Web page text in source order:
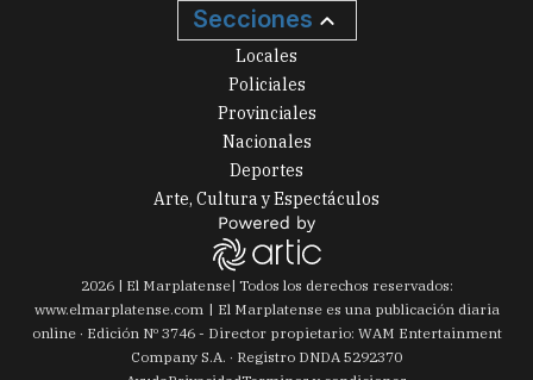
Secciones
Locales
Policiales
Provinciales
Nacionales
Deportes
Arte, Cultura y Espectáculos
2026| El Marplatense| Todos los derechos reservados:
www.elmarplatense.com
El Marplatense es una publicación diaria
online · Edición Nº 3746- Director propietario: WAM Entertainment
Company S.A. · Registro DNDA 5292370